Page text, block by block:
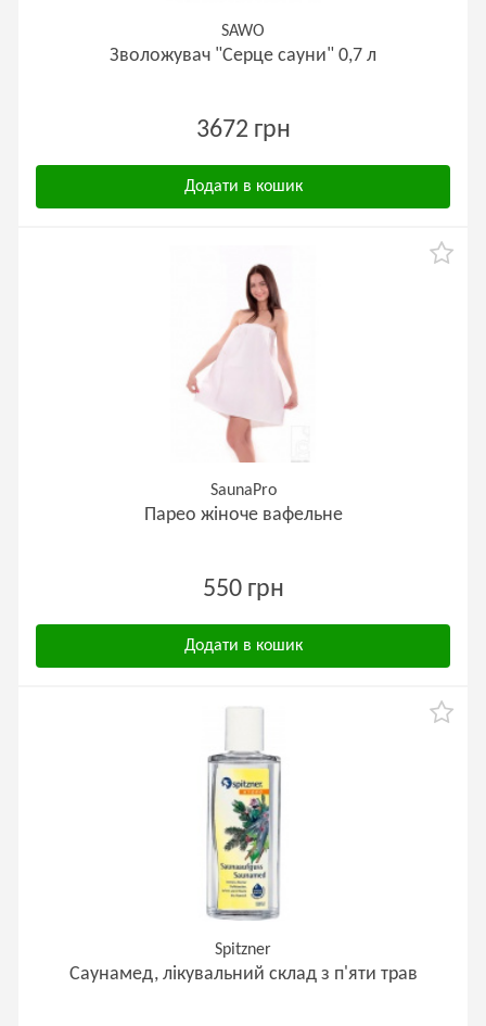
SAWO
Зволожувач "Серце сауни" 0,7 л
3672 грн
Додати в кошик
SaunaPro
Парео жіноче вафельне
550 грн
Додати в кошик
Spitzner
Саунамед, лікувальний склад з п'яти трав